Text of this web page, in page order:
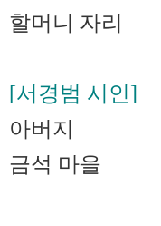
할머니 자리
[서경범 시인]
아버지
금석 마을